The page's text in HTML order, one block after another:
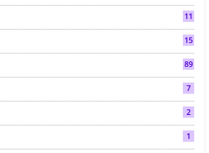
11
15
89
7
2
1